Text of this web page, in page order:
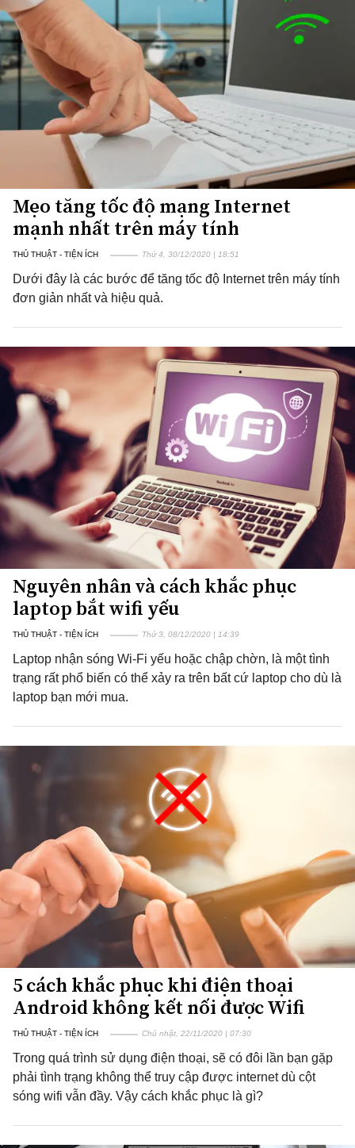
Mẹo tăng tốc độ mạng Internet
mạnh nhất trên máy tính
THỦ THUẬT - TIỆN ÍCH Thứ 4, 30/12/2020 | 18:51
Dưới đây là các bước để tăng tốc độ Internet trên máy tính
đơn giản nhất và hiệu quả.
Nguyên nhân và cách khắc phục
laptop bắt wifi yếu
THỦ THUẬT - TIỆN ÍCH Thứ 3, 08/12/2020 | 14:39
Laptop nhận sóng Wi-Fi yếu hoặc chập chờn, là một tình
trạng rất phổ biến có thể xảy ra trên bất cứ laptop cho dù là
laptop bạn mới mua.
5 cách khắc phục khi điện thoại
Android không kết nối được Wifi
THỦ THUẬT - TIỆN ÍCH Chủ nhật, 22/11/2020 | 07:30
Trong quá trình sử dụng điện thoại, sẽ có đôi lần bạn gặp
phải tình trạng không thể truy cập được internet dù cột
sóng wifi vẫn đầy. Vậy cách khắc phục là gì?